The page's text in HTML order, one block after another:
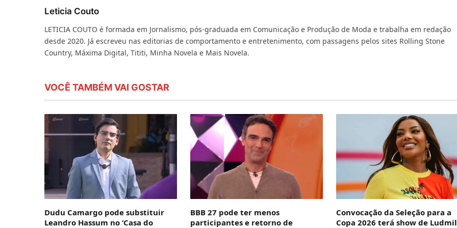
Leticia Couto
LETICIA COUTO é formada em Jornalismo, pós-graduada em Comunicação e Produção de Moda e trabalha em redação
desde 2020. Já escreveu nas editorias de comportamento e entretenimento, com passagens pelos sites Rolling Stone
Country, Máxima Digital, Tititi, Minha Novela e Mais Novela.
VOCÊ TAMBÉM VAI GOSTAR
Dudu Camargo pode substituir
Leandro Hassum no ‘Casa do
BBB 27 pode ter menos
participantes e retorno de
Convocação da Seleção para a
Copa 2026 terá show de